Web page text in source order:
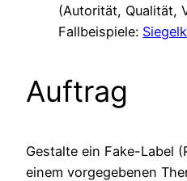
(Autorität, Qualität,
Fallbeispiele:
Auftrag
Gestalte ein Fake-Label
einem vorgegebenen